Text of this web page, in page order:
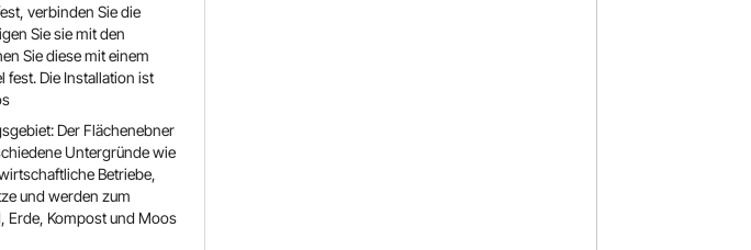
verbinden Sie die
Sie sie mit den
Sie diese mit einem
fest. Die Installation ist
Der Flächenebner
Untergründe wie
Betriebe,
und werden zum
Erde, Kompost und Moos